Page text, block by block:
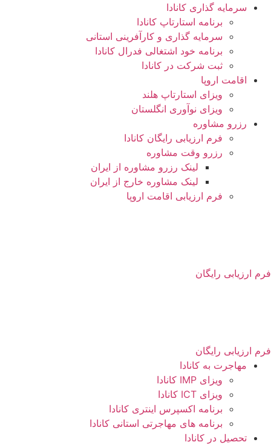
سرمایه گذاری کانادا
برنامه استارتاپ کانادا
سرمایه گذاری و کارآفرینی استانی
برنامه خود اشتغالی فدرال کانادا
ثبت شرکت در کانادا
اقامت اروپا
ویزای استارتاپ هلند
ویزای نوآوری انگلستان
رزرو مشاوره
فرم ارزیابی رایگان کانادا
رزرو وقت مشاوره
لینک رزرو مشاوره از ایران
لینک مشاوره خارج از ایران
فرم ارزیابی اقامت اروپا
فرم ارزیابی رایگان
فرم ارزیابی رایگان
مهاجرت به کانادا
ویزای IMP کانادا
ویزای ICT کانادا
برنامه اکسپرس اینتری کانادا
برنامه های مهاجرتی استانی کانادا
تحصیل در کانادا